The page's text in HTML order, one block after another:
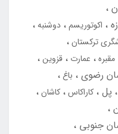
اکوتوریسم دوشنبه
ترکستان
مقبره عمارت قزوین
رضوی
باغ
پل کاراکاس کاشان
جنوبی